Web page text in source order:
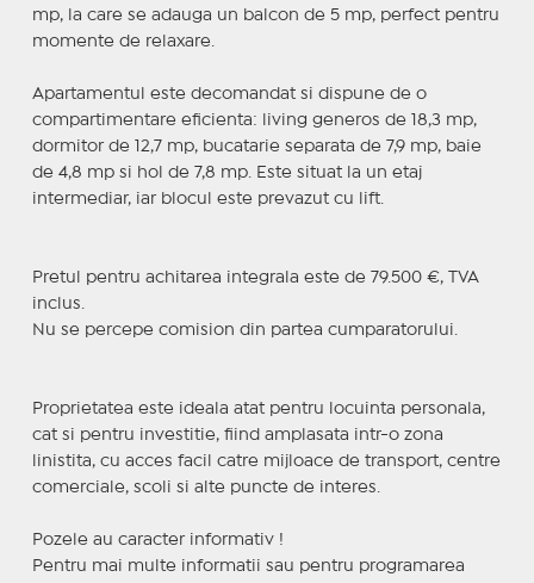
mp, la care se adauga un balcon de 5 mp, perfect pentru
momente de relaxare.
Apartamentul este decomandat si dispune de o
compartimentare eficienta: living generos de 18,3 mp,
dormitor de 12,7 mp, bucatarie separata de 7,9 mp, baie
de 4,8 mp si hol de 7,8 mp. Este situat la un etaj
intermediar, iar blocul este prevazut cu lift.
Pretul pentru achitarea integrala este de 79.500 €, TVA
inclus.
Nu se percepe comision din partea cumparatorului.
Proprietatea este ideala atat pentru locuinta personala,
cat si pentru investitie, fiind amplasata intr-o zona
linistita, cu acces facil catre mijloace de transport, centre
comerciale, scoli si alte puncte de interes.
Pozele au caracter informativ !
Pentru mai multe informatii sau pentru programarea